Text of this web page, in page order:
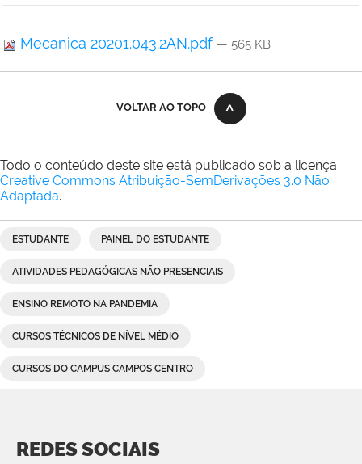
Mecanica 20201.043.2AN.pdf — 565 KB
VOLTAR AO TOPO
Todo o conteúdo deste site está publicado sob a licença
Creative Commons Atribuição-SemDerivações 3.0 Não
Adaptada.
ESTUDANTE PAINEL DO ESTUDANTE
ATIVIDADES PEDAGÓGICAS NÃO PRESENCIAIS
ENSINO REMOTO NA PANDEMIA
CURSOS TÉCNICOS DE NÍVEL MÉDIO
CURSOS DO CAMPUS CAMPOS CENTRO
REDES SOCIAIS